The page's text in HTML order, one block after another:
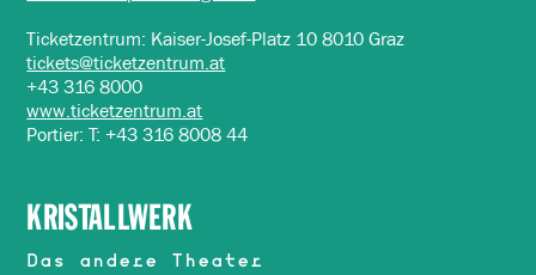
Ticketzentrum: Kaiser-Josef-Platz 10 8010 Graz
tickets@ticketzentrum.at
+43 316 8000
www.ticketzentrum.at
Portier: T: +43 316 8008 44
KRISTALLWERK
Das andere Theater